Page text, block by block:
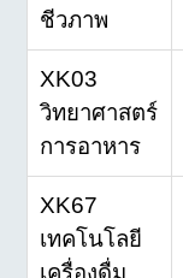
ชีวภาพ
XK03
วิทยาศาสตร์
การอาหาร
XK67
เทคโนโลยี
เครื่องดื่ม